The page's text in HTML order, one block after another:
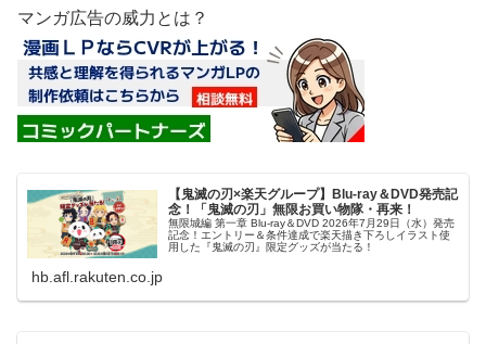
マンガ広告の威力とは？
【鬼滅の刃×楽天グループ】Blu-ray＆DVD発売記
念！「鬼滅の刃」無限お買い物隊・再来！
無限城編 第一章 Blu-ray＆DVD 2026年7月29日（水）発売
記念！エントリー＆条件達成で楽天描き下ろしイラスト使
用した『鬼滅の刃』限定グッズが当たる！
hb.afl.rakuten.co.jp